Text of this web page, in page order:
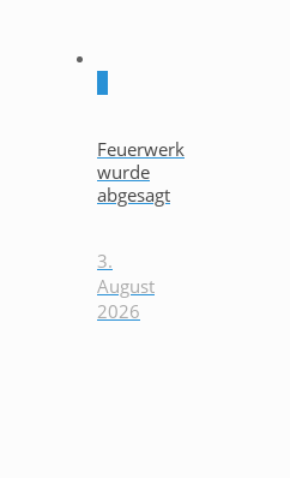
Feuerwerk
wurde
abgesagt
3.
August
2026